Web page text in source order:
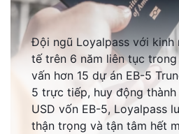
Đội ngũ Loyalpass với kinh
tế trên 6 năm liên tục
vấn hơn 15 dự án EB-5
5 trực tiếp, huy động
USD vốn EB-5, Loyalpass
thận trọng và tận tâm hết